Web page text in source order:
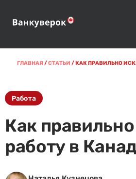
ГЛАВНАЯ /СТАТЬИ /КАК ПРАВИЛЬНО
Работа
Как
работу в